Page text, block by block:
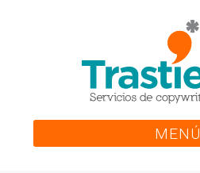
MENÚ